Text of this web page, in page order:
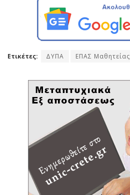
Ετικέτες: ΔΥΠΑ ΕΠΑΣ Μαθητείας